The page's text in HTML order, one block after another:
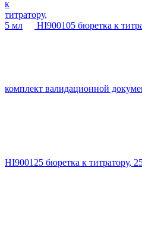
HI900105 бюретка к
комплект валидационной
HI900125 бюретка к титратору,